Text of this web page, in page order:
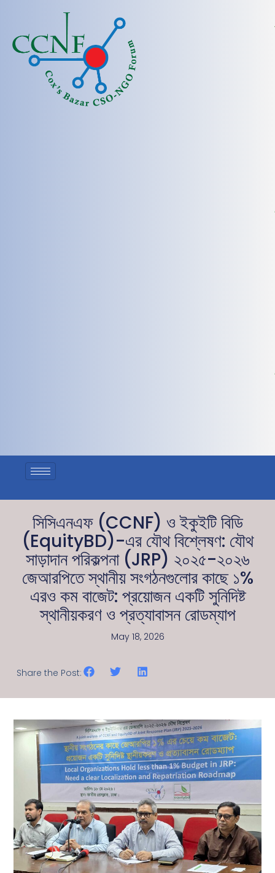
সিসিএনএফ (CCNF) ও ইকুইটি বিডি
(EquityBD)-এর যৌথ বিশ্লেষণ: যৌথ
সাড়াদান পরিকল্পনা (JRP) ২০২৫-২০২৬
জেআরপিতে স্থানীয় সংগঠনগুলোর কাছে ১%
এরও কম বাজেট: প্রয়োজন একটি সুনিদিষ্ট
স্থানীয়করণ ও প্রত্যাবাসন রোডম্যাপ
May 18, 2026
Share the Post: